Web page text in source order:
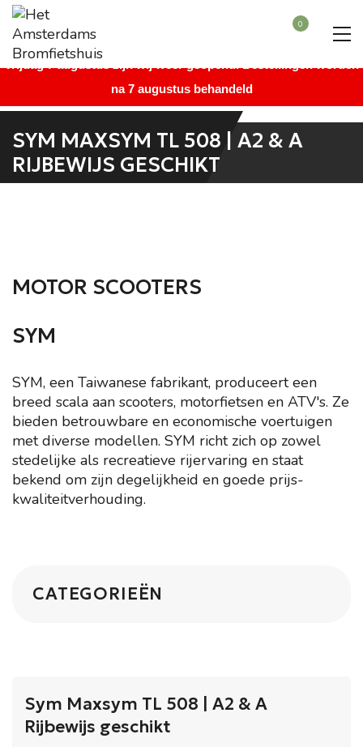
Beste bezoeker, wegens vakantie is onze winkel gesloten vanaf
maandag 27 juli augustus t/m donderdag 6 augustus. Vanaf
na 7 augustus behandeld
0
SYM MAXSYM TL 508 | A2 & A
RIJBEWIJS GESCHIKT
MOTOR SCOOTERS
SYM
SYM, een Taiwanese fabrikant, produceert een
breed scala aan scooters, motorfietsen en ATV's. Ze
bieden betrouwbare en economische voertuigen
met diverse modellen. SYM richt zich op zowel
stedelijke als recreatieve rijervaring en staat
bekend om zijn degelijkheid en goede prijs-
kwaliteitverhouding.
CATEGORIEËN
Sym Maxsym TL 508 | A2 & A
Rijbewijs geschikt